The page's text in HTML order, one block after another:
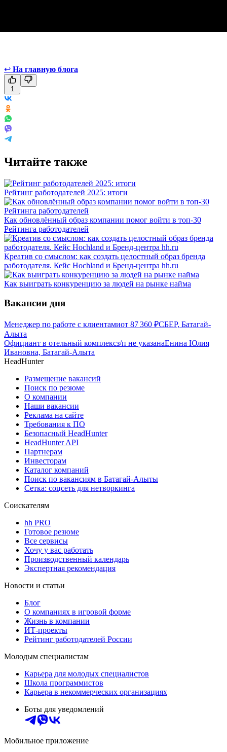
↩ На главную блога
1
Читайте также
Рейтинг работодателей 2025: итоги
Как обновлённый образ компании помог войти в топ-30
Рейтинга работодателей
Креатив со смыслом: как создать целостный образ бренда
работодателя. Кейс Hochland и Бренд-центра hh.ru
Как выиграть конкуренцию за людей на рынке найма
Вакансии дня
Менеджер по работе с клиентамиот 87 360 ₽СБЕР, Батагай-
Алыта
Официант в отельный комплексз/п не указанаЕнина Юлия
Ивановна, Батагай-Алыта
HeadHunter
Размещение вакансий
Поиск по резюме
О компании
Наши вакансии
Реклама на сайте
Требования к ПО
Безопасный HeadHunter
HeadHunter API
Партнерам
Инвесторам
Каталог компаний
Поиск по вакансиям в Батагай-Алыты
Сетка: соцсеть для нетворкинга
Соискателям
hh PRO
Готовое резюме
Все сервисы
Хочу у вас работать
Производственный календарь
Экспертная рекомендация
Новости и статьи
Блог
О компаниях в игровой форме
Жизнь в компании
ИТ-проекты
Рейтинг работодателей России
Молодым специалистам
Карьера для молодых специалистов
Школа программистов
Карьера в некоммерческих организациях
Боты для уведомлений
Мобильное приложение